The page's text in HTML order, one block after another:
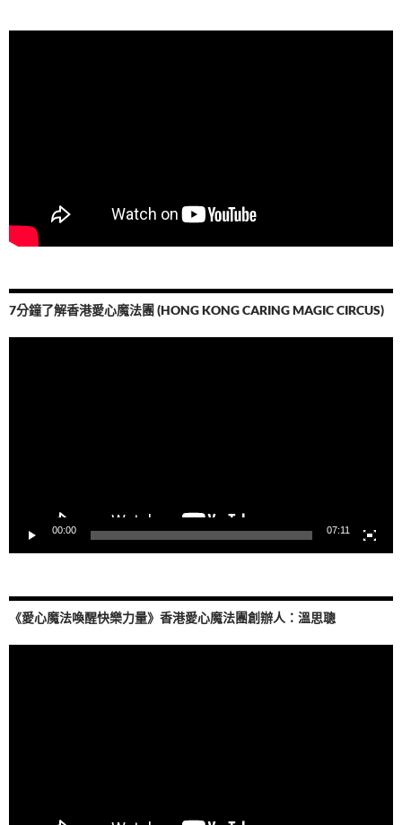
7分鐘了解香港愛心魔法團 (HONG KONG CARING MAGIC CIRCUS)
00:00 07:11
《愛心魔法喚醒快樂力量》香港愛心魔法團創辦人：溫思聰